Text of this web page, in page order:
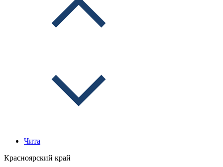
Чита
Красноярский край